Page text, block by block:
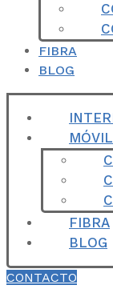
FIBRA
BLOG
MÓVIL
FIBRA
BLOG
CONTACTO